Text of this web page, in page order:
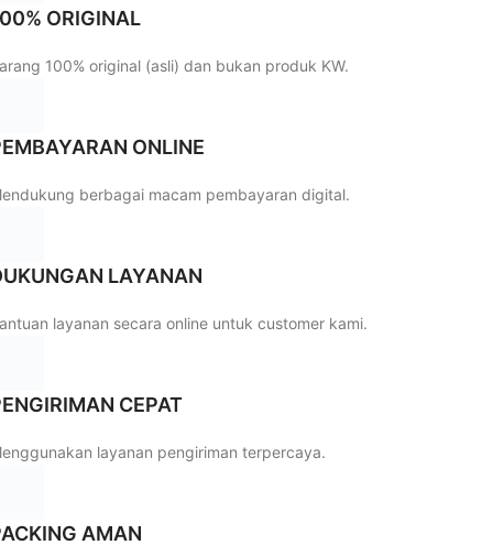
ORIGINAL
100% original (asli) dan bukan produk KW.
ONLINE
berbagai macam pembayaran digital.
LAYANAN
layanan secara online untuk customer kami.
CEPAT
layanan pengiriman terpercaya.
AMAN